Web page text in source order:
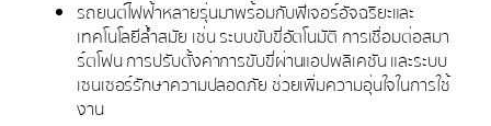
รถยนต์ไฟฟ้าหลายรุ่นมาพร้อมกับฟีเจอร์อัจฉริยะและ
เทคโนโลยีล้ำสมัย เช่น ระบบขับขี่อัตโนมัติ การเชื่อมต่อสมา
ร์ตโฟน การปรับตั้งค่าการขับขี่ผ่านแอปพลิเคชัน และระบบ
เซนเซอร์รักษาความปลอดภัย ช่วยเพิ่มความอุ่นใจในการใช้
งาน